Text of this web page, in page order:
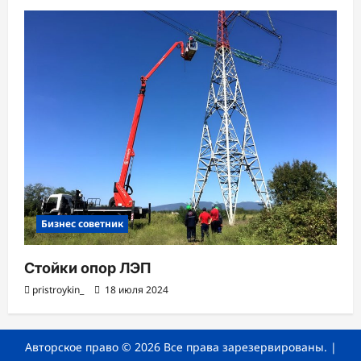
Бизнес советник
Стойки опор ЛЭП
pristroykin_ 18 июля 2024
Авторское право © 2026 Все права зарезервированы. |